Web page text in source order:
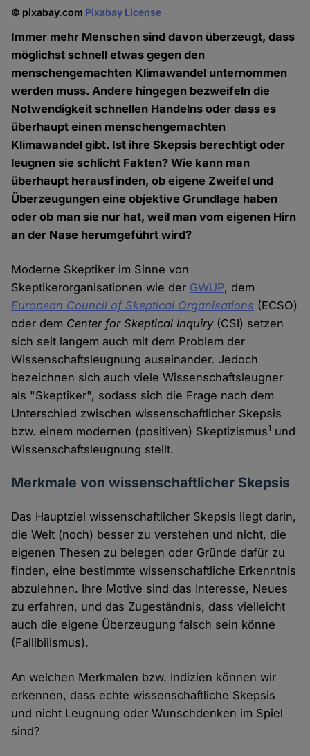
© pixabay.com Pixabay License
Immer mehr Menschen sind davon überzeugt, dass
möglichst schnell etwas gegen den
menschengemachten Klimawandel unternommen
werden muss. Andere hingegen bezweifeln die
Notwendigkeit schnellen Handelns oder dass es
überhaupt einen menschengemachten
Klimawandel gibt. Ist ihre Skepsis berechtigt oder
leugnen sie schlicht Fakten? Wie kann man
überhaupt herausfinden, ob eigene Zweifel und
Überzeugungen eine objektive Grundlage haben
oder ob man sie nur hat, weil man vom eigenen Hirn
an der Nase herumgeführt wird?
Moderne Skeptiker im Sinne von
Skeptikerorganisationen wie der GWUP, dem
European Council of Skeptical Organisations (ECSO)
oder dem Center for Skeptical Inquiry(CSI) setzen
sich seit langem auch mit dem Problem der
Wissenschaftsleugnung auseinander. Jedoch
bezeichnen sich auch viele Wissenschaftsleugner
als "Skeptiker", sodass sich die Frage nach dem
Unterschied zwischen wissenschaftlicher Skepsis
bzw. einem modernen (positiven) Skeptizismus1 und
Wissenschaftsleugnung stellt.
Merkmale von wissenschaftlicher Skepsis
Das Hauptziel wissenschaftlicher Skepsis liegt darin,
die Welt (noch) besser zu verstehen und nicht, die
eigenen Thesen zu belegen oder Gründe dafür zu
finden, eine bestimmte wissenschaftliche Erkenntnis
abzulehnen. Ihre Motive sind das Interesse, Neues
zu erfahren, und das Zugeständnis, dass vielleicht
auch die eigene Überzeugung falsch sein könne
(Fallibilismus).
An welchen Merkmalen bzw. Indizien können wir
erkennen, dass echte wissenschaftliche Skepsis
und nicht Leugnung oder Wunschdenken im Spiel
sind?